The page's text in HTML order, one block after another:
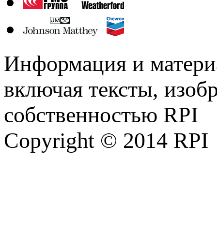
Информация и
включая тексты,
собственностью RPI
Copyright © 2014 RPI